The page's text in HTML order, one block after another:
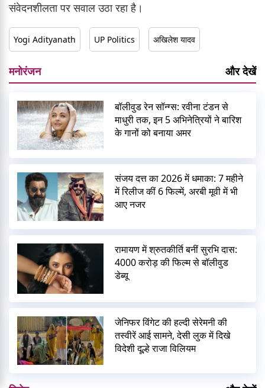
संवेदनशीलता पर सवाल उठा रहा है।
Yogi Adityanath UP Politics अखिलेश यादव
मनोरंजन और देखें
बॉलीवुड रेन सॉन्ग्स: रवीना टंडन से
माधुरी तक, इन 5 अभिनेत्रियों ने बारिश
के गानों को बनाया अमर
संजय दत्त का 2026 में धमाका: 7 महीने
में रिलीज कीं 6 फिल्में, अरबी मूवी में भी
आए नजर
रामायण में श्रुतकीर्ति बनीं सुरभि दास:
4000 करोड़ की फिल्म से बॉलीवुड
डेब्यू
जेनिफर विंगेट की हल्दी सेरेमनी की
तस्वीरें आई सामने, देसी लुक में दिखे
विदेशी दूल्हे राजा विलियम